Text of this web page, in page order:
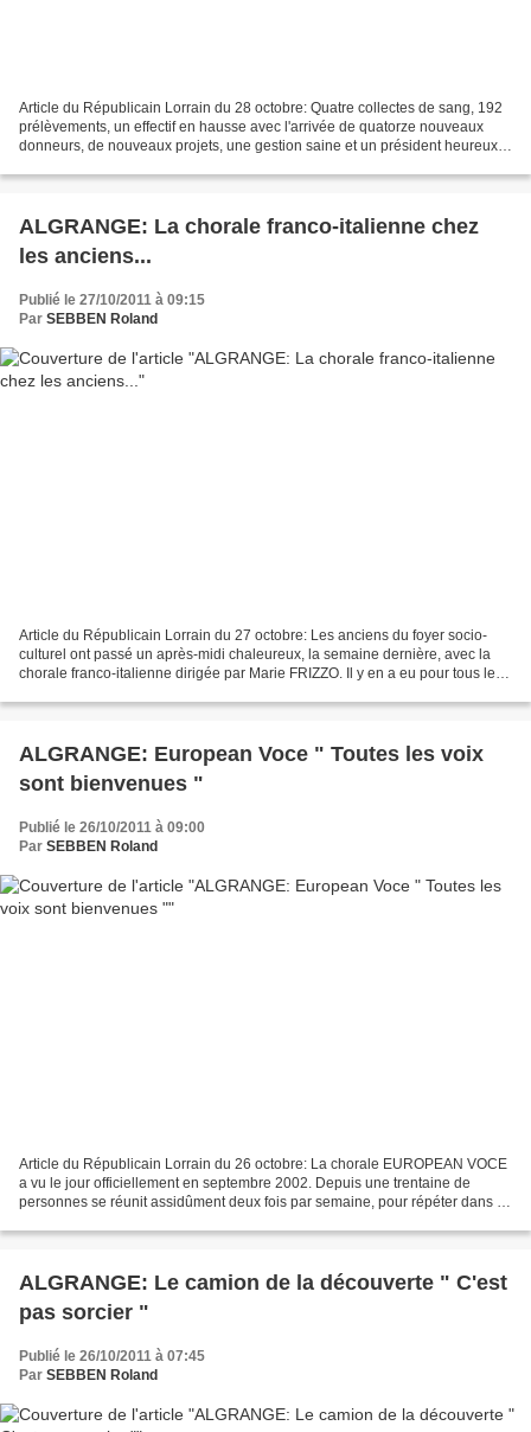
Article du Républicain Lorrain du 28 octobre: Quatre collectes de sang, 192
prélèvements, un effectif en hausse avec l'arrivée de quatorze nouveaux
donneurs, de nouveaux projets, une gestion saine et un président heureux.
ALGRANGE: La chorale franco-italienne chez
les anciens...
Publié le 27/10/2011 à 09:15
Par SEBBEN Roland
Article du Républicain Lorrain du 27 octobre: Les anciens du foyer socio-
culturel ont passé un après-midi chaleureux, la semaine dernière, avec la
chorale franco-italienne dirigée par Marie FRIZZO. Il y en a eu pour tous les
ALGRANGE: European Voce " Toutes les voix
sont bienvenues "
Publié le 26/10/2011 à 09:00
Par SEBBEN Roland
Article du Républicain Lorrain du 26 octobre: La chorale EUROPEAN VOCE
a vu le jour officiellement en septembre 2002. Depuis une trentaine de
personnes se réunit assidûment deux fois par semaine, pour répéter dans la
ALGRANGE: Le camion de la découverte " C'est
pas sorcier "
Publié le 26/10/2011 à 07:45
Par SEBBEN Roland